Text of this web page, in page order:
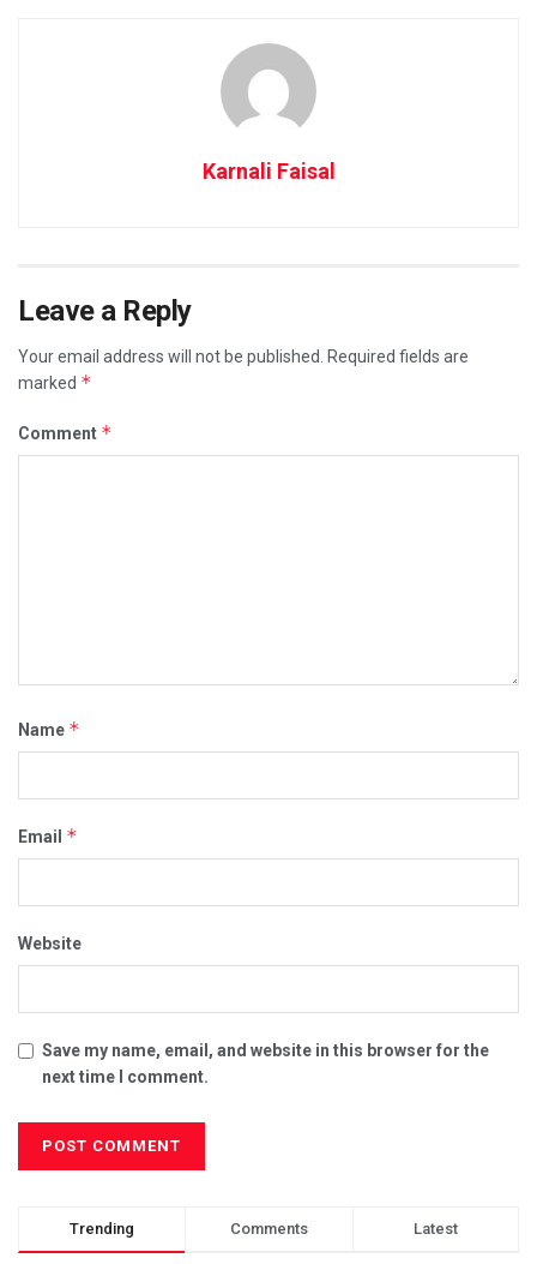
Karnali Faisal
Leave a Reply
Your email address will not be published.
Required fields are
marked *
Comment *
Name *
Email *
Website
Save my name, email, and website in this browser for the
next time I comment.
Trending Comments Latest